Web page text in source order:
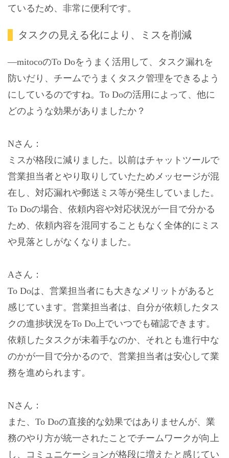
ているため、非常に便利です。
タスクの見える化により、ミスを削減
―mitocoのTo Doをうまく活用して、タスク漏れを
防いだり、チームでうまくタスク管理をできるよう
にしているのですね。To Doの活用によって、他に
どのような効果がありましたか？
Nさん：
ミスが格段に減りました。以前はチャットツールで
営業担当者とやり取りしていたためメッセージが混
在し、対応漏れや郵送ミス等が発生していました。
To Doの場合、依頼内容や対応状況が一目で分かる
ため、依頼内容を混同することもなく全体的にミス
や見落としがなくなりました。
Aさん：
To Doは、営業担当者にも大きなメリットがあると
感じています。営業担当者は、自分が依頼したタス
クの進捗状況をTo Do上でいつでも確認できます。
依頼したタスクが未着手なのか、それとも進行中な
のかが一目で分かるので、営業担当者は安心して業
務を進められます。
Nさん：
また、To Doの直接的な効果ではありませんが、業
務のやり方が統一されたことでチームワークが向上
し、コミュニケーションが格段に増えたと感じてい